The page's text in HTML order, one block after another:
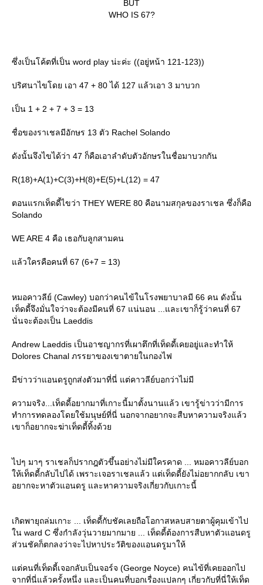
BUT
WHO IS 67?
ซึ่งเป็นโค้ตที่เป็น word play น่ะค่ะ ((อยู่หน้า 121-123))
ปริศนาไขโดย เอา 47 + 80 ได้ 127 แล้วเอา 3 มาบวก
เป็น 1 + 2 + 7 + 3 = 13
ชื่อของราเชลมีอักษร 13 ตัว Rachel Solando
ดังนั้นจึงไขได้ว่า 47 ก็คือเอาลำดับตัวอักษรในชื่อมาบวกกัน
R(18)+A(1)+C(3)+H(8)+E(5)+L(12) = 47
ตอนแรกเท็ดดี้ไขว่า THEY WERE 80 คือนามสกุลของราเชล ซึ่งก็คือ
Solando
WE ARE 4 คือ เธอกับลูกสามคน
ล้วใครคือคนที่ 67 (6+7 = 13)
หมอคาวลีย์ (Cawley) บอกว่าคนไข้ในโรงพยาบาลมี 66 คน ดังนั้น
เท็ดดี้จึงมั่นใจว่าจะต้องมีคนที่ 67 แน่นอน ...และเขาก็รู้ว่าคนที่ 67
นั่นจะต้องเป็น Laeddis
Andrew Laeddis เป็นอาชญากรที่เผาตึกที่เท็ดดี้เคยอยู่และทำให้
Dolores Chanal ภรรยาของเขาตายในกองไฟ
มีข่าวว่าแอนดรูถูกส่งตัวมาที่นี่ แต่คาวลีย์บอกว่าไม่มี
ความจริง...เท็ดดี้อยากมาที่เกาะนี้มาตั้งนานแล้ว เขารู้ข่าวว่ามีการ
ทำการทดลองโดยใช้มนุษย์ที่นี่ นอกจากอยากจะสืบหาความจริงแล้ว
เขาก็อยากจะฆ่าเท็ดดี้ทิ้งด้ว
ไปๆ มาๆ ราเชลก็ปรากฎตัวขึ้นอย่างไม่มีใครคาด ... หมอคาวลีย์บอก
ห้เท็ดดี้กลับไปได้ เพราะเจอราเชลแล้ว แต่เท็ดดี้ยังไม่อยากกลับ เขา
อยากจะหาตัวแอนดรู และหาความจริงเกี่ยวกับเกาะนี้
เกิดพายุถล่มเกาะ ... เท็ดดี้กับชัคเลยถือโอกาสหลบสายตาผู้คุมเข้าไป
น ward C ซึ่งกำลังวุ่นวายมากมาย ... เท็ดดี้ต้องการสืบหาตัวแอนดรู
ส่วนชัคก็ตกลงว่าจะไปหาประวัติของแอนดรูมาให้
ต่คนที่เท็ดดี้เจอกลับเป็นจอร์จ (George Noyce) คนไข้ที่เคยออกไป
จากที่นี่แล้วครั้งหนึ่ง และเป็นคนที่บอกเรื่องแปลกๆ เกี่ยวกับที่นี่ให้เท็ด